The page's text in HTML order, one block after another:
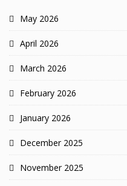
May 2026
April 2026
March 2026
February 2026
January 2026
December 2025
November 2025